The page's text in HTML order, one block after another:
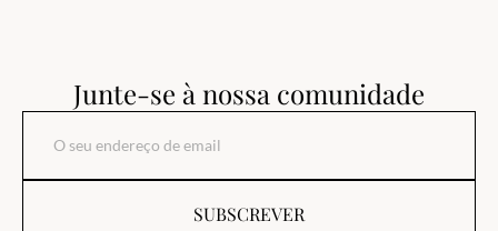
Junte-se à nossa comunidade
SUBSCREVER